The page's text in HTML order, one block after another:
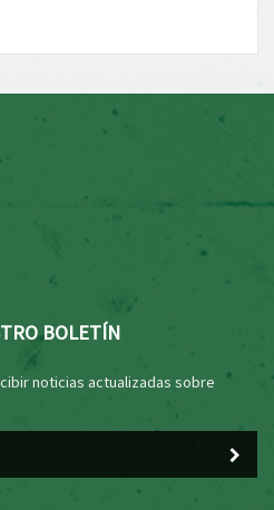
BOLETÍN
noticias actualizadas sobre